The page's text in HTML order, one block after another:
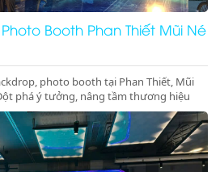
Booth Phan Thiết Mũi Né
photo booth tại Phan Thiết, Mũi
phá ý tưởng, nâng tầm thương hiệu